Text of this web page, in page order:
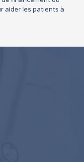
aider les patients à